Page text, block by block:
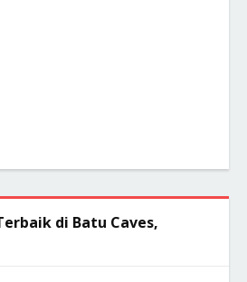
di Batu Caves,